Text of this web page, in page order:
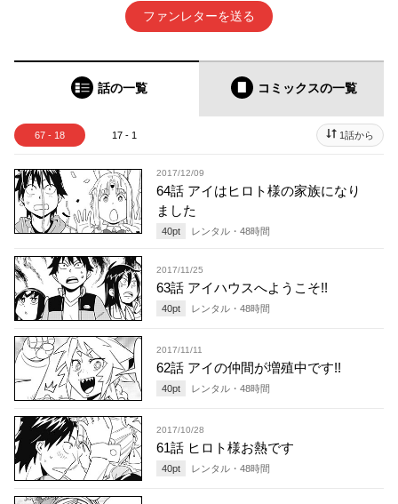
ファンレターを送る
話の一覧 コミックスの一覧
67 - 18 17 - 1 1話から
2017/12/09
64話 アイはヒロト様の家族になり
ました
40pt レンタル・ 48時間
2017/11/25
63話 アイハウスへようこそ!!
40pt レンタル・ 48時間
2017/11/11
62話 アイの仲間が増殖中です!!
40pt レンタル・ 48時間
2017/10/28
61話 ヒロト様お熱です
40pt レンタル・ 48時間